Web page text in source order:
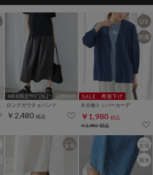
WEB限定ｻｲｽﾞ[3L]
ロングガウチョパンツ
￥2,480 税込
８分袖トッパーカーデ
￥1,980 税込
￥2,980税込